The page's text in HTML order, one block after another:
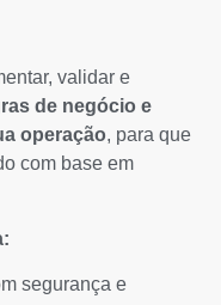
validar e
de negócio e
operação, para que
com base em
segurança e